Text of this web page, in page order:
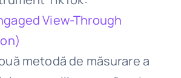
View-Through
metodă de măsurare a